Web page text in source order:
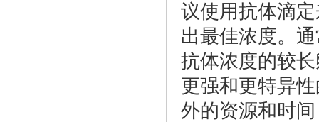
议使用抗体滴
出最佳浓度。
抗体浓度的较
更强和更特异
外的资源和时